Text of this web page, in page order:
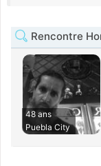
Rencontre
48 ans
Puebla City